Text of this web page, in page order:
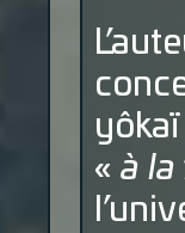
yôkaï
« à la